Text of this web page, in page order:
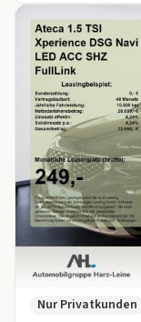
Nur Privatkunden